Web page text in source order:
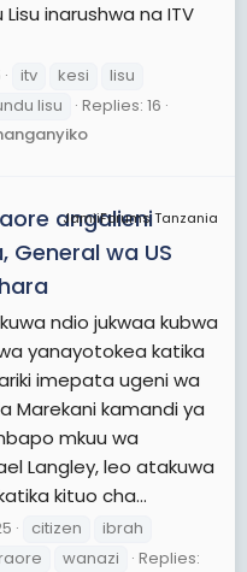
inarushwa na ITV
itv kesi
lisu
lisu
Replies: 16
JamiiForums Tanzania
angalieni
General wa US
ndio jukwaa kubwa
yanayotokea katika
imepata ugeni wa
Marekani kamandi ya
mkuu wa
Langley, leo atakuwa
kituo cha...
citizen
ibrah
wanazi
Replies: